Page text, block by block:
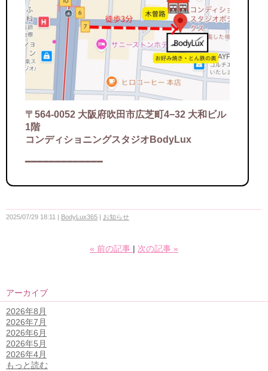
〒564-0052 大阪府吹田市広芝町4−32 大和ビル
1階
コンディショニングスタジオBodyLux
━━━━━━━━━━━━━
2025/07/29 18:11 BodyLux365 お知らせ
« 前の記事 次の記事 »
アーカイブ
2026年8月
2026年7月
2026年6月
2026年5月
2026年4月
もっと読む